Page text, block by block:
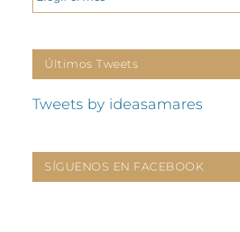
Últimos Tweets
Tweets by ideasamares
SÍGUENOS EN FACEBOOK